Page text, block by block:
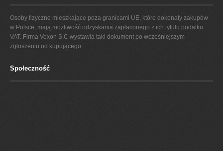
Poznańskich Meble 2010 oraz Diamentem Meblarstwa 2010 – wyróżnieniem otrzymanym na
Międzynarodowych Targach Meblowych w Ostródzie.
Osoby fizyczne mieszkające poza granicami UE, które dokonały zakupów
w Polsce, mają możliwość odzyskania zapłaconego z ich tytułu podatku
VAT. Firma Vexon S.C wystawia taki dokument po wcześniejszym
zgłoszeniu od kupującego.
Społeczność